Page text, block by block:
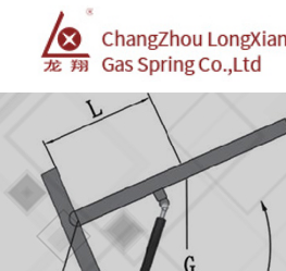
Home
ABOUT
US
PRODUCTS